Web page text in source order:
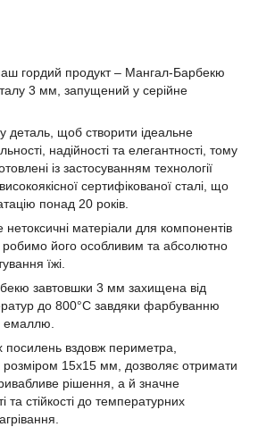
гордий продукт – Мангал-Барбекю
3 мм, запущений у серійне
щоб створити ідеальне
надійності та елегантності, тому
із застосуванням технології
сертифікованої сталі, що
понад 20 років.
матеріали для компонентів
його особливим та абсолютно
їжі.
завтовшки 3 мм захищена від
до 800°C завдяки фарбуванню
емаллю.
посилень вздовж периметра,
розміром 15х15 мм, дозволяє отримати
рішення, а й значне
та стійкості до температурних